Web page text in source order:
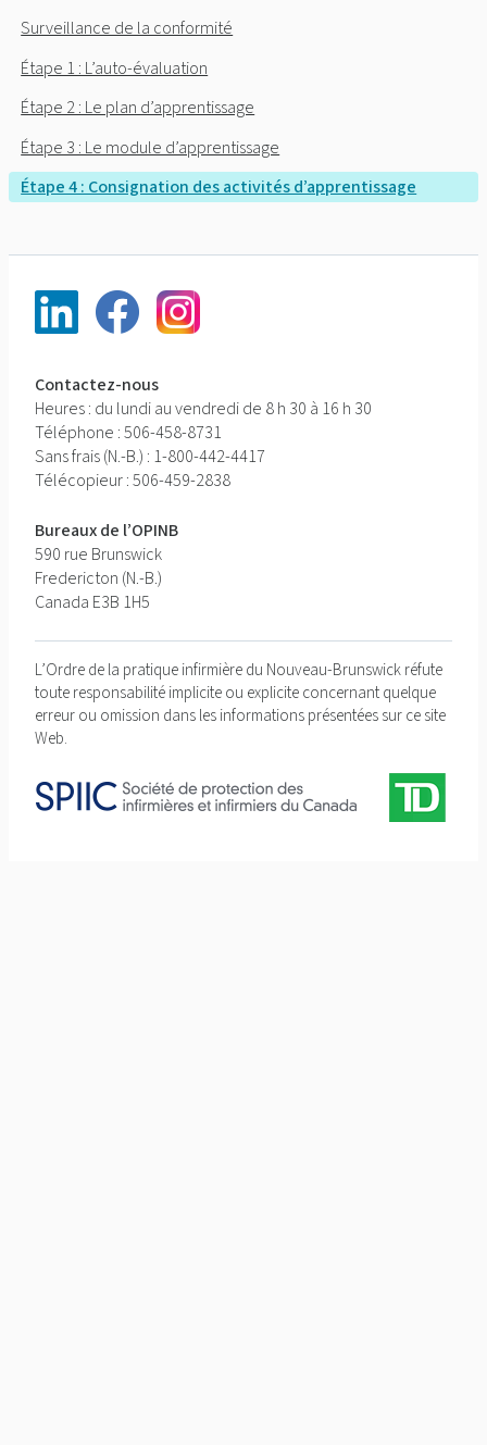
Surveillance de la conformité
Étape 1 : L’auto-évaluation
Étape 2 : Le plan d’apprentissage
Étape 3 : Le module d’apprentissage
Étape 4 : Consignation des activités d’apprentissage
Contactez-nous
Heures : du lundi au vendredi de 8 h 30 à 16 h 30
Téléphone : 506-458-8731
Sans frais (N.-B.) : 1-800-442-4417
Télécopieur : 506-459-2838
Bureaux de l’OPINB
590 rue Brunswick
Fredericton (N.-B.)
Canada E3B 1H5
L’Ordre de la pratique infirmière du Nouveau-Brunswick réfute
toute responsabilité implicite ou explicite concernant quelque
erreur ou omission dans les informations présentées sur ce site
Web.